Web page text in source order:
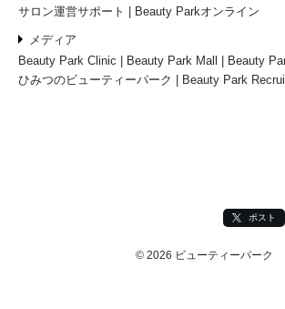
サロン運営サポート
Beauty Parkオンライン
メディア
Beauty Park Clinic
Beauty Park Mall
Beauty
ひみつのビューティーパーク
Beauty Park
ポスト
© 2026 ビューティーパーク